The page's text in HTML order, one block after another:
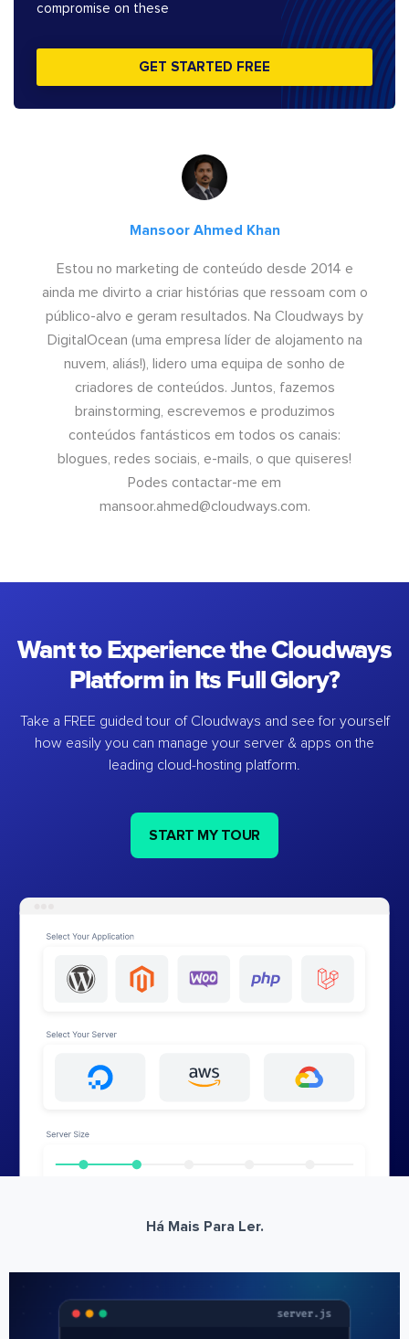
compromise on these
GET STARTED FREE
Mansoor Ahmed Khan
Estou no marketing de conteúdo desde 2014 e
ainda me divirto a criar histórias que ressoam com o
público-alvo e geram resultados. Na Cloudways by
DigitalOcean (uma empresa líder de alojamento na
nuvem, aliás!), lidero uma equipa de sonho de
criadores de conteúdos. Juntos, fazemos
brainstorming, escrevemos e produzimos
conteúdos fantásticos em todos os canais:
blogues, redes sociais, e-mails, o que quiseres!
Podes contactar-me em
mansoor.ahmed@cloudways.com.
Want to Experience the Cloudways
Platform in Its Full Glory?
Take a FREE guided tour of Cloudways and see for yourself
how easily you can manage your server & apps on the
leading cloud-hosting platform.
START MY TOUR
Há Mais Para Ler.